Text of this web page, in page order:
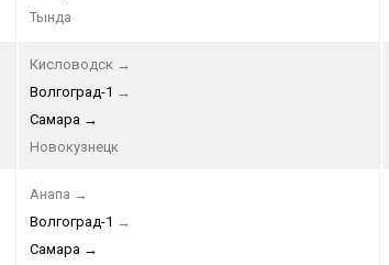
Тында
Кисловодск →
Волгоград-1 →
Самара →
Новокузнецк
Анапа →
Волгоград-1 →
Самара →